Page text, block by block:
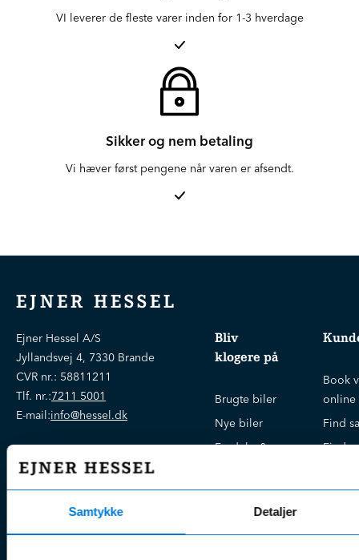
Samtykke Detaljer
VI leverer de fleste varer inden for 1-3 hverdage
Sikker og nem betaling
Vi hæver først pengene når varen er afsendt.
EJNER HESSEL
Ejner Hessel A/S
Jyllandsvej 4, 7330 Brande
CVR nr.: 58811211
Tlf. nr.:7211 5001
E-mail:info@hessel.dk
Man - Fre:
07.30 - 17.30
Bliv
klogere på
Brugte biler
Nye biler
Fordels- &
Guides, tips
Kampagner
Book
online
Find
Find